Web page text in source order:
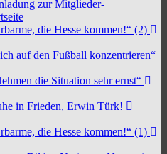
zur Mitglieder-
die Hesse kommen!“ (2)
auf den Fußball konzentrieren“
die Situation sehr ernst“
in Frieden, Erwin Türk!
die Hesse kommen!“ (1)